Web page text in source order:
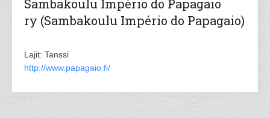
Sambakoulu Império do Papagaio
ry (Sambakoulu Império do Papagaio)
Lajit: Tanssi
http://www.papagaio.fi/